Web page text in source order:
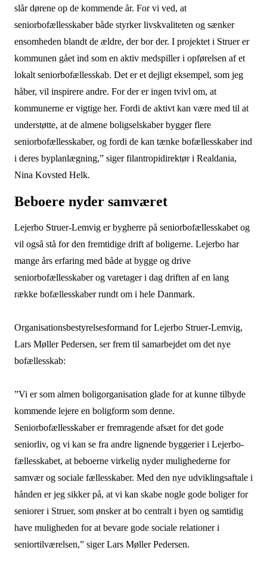
slår dørene op de kommende år. For vi ved, at
seniorbofællesskaber både styrker livskvaliteten og sænker
ensomheden blandt de ældre, der bor der. I projektet i Struer er
kommunen gået ind som en aktiv medspiller i opførelsen af et
lokalt seniorbofællesskab. Det er et dejligt eksempel, som jeg
håber, vil inspirere andre. For der er ingen tvivl om, at
kommunerne er vigtige her. Fordi de aktivt kan være med til at
understøtte, at de almene boligselskaber bygger flere
seniorbofællesskaber, og fordi de kan tænke bofællesskaber ind
i deres byplanlægning,” siger filantropidirektør i Realdania,
Nina Kovsted Helk.
Beboere nyder samværet
Lejerbo Struer-Lemvig er bygherre på seniorbofællesskabet og
vil også stå for den fremtidige drift af boligerne. Lejerbo har
mange års erfaring med både at bygge og drive
seniorbofællesskaber og varetager i dag driften af en lang
række bofællesskaber rundt om i hele Danmark.
Organisationsbestyrelsesformand for Lejerbo Struer-Lemvig,
Lars Møller Pedersen, ser frem til samarbejdet om det nye
bofællesskab:
”Vi er som almen boligorganisation glade for at kunne tilbyde
kommende lejere en boligform som denne.
Seniorbofællesskaber er fremragende afsæt for det gode
seniorliv, og vi kan se fra andre lignende byggerier i Lejerbo-
fællesskabet, at beboerne virkelig nyder mulighederne for
samvær og sociale fællesskaber. Med den nye udviklingsaftale i
hånden er jeg sikker på, at vi kan skabe nogle gode boliger for
seniorer i Struer, som ønsker at bo centralt i byen og samtidig
have muligheden for at bevare gode sociale relationer i
seniortilværelsen,” siger Lars Møller Pedersen.